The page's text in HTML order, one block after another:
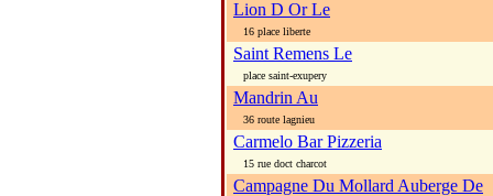
Lion D Or Le
16 place liberte
Saint Remens Le
place saint-exupery
Mandrin Au
36 route lagnieu
Carmelo Bar Pizzeria
15 rue doct charcot
Campagne Du Mollard Auberge De